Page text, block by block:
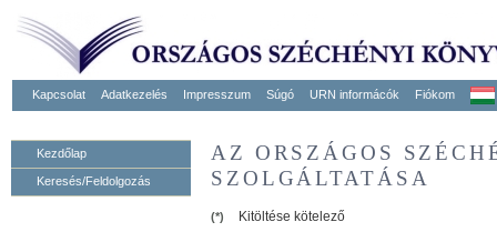
Kapcsolat Adatkezelés Impresszum Súgó URN informácók Fiókom
Kezdőlap
Keresés/Feldolgozás
AZ ORSZÁGOS
SZOLGÁLTATÁSA
(*)
Kitöltése kötelező